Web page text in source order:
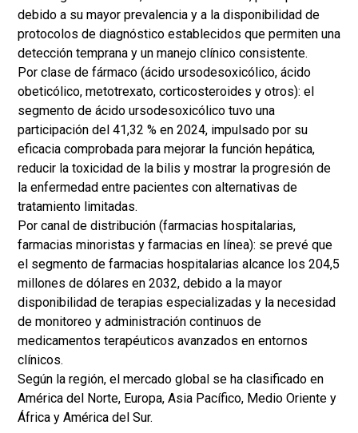
debido a su mayor prevalencia y a la disponibilidad de
protocolos de diagnóstico establecidos que permiten una
detección temprana y un manejo clínico consistente.
Por clase de fármaco (ácido ursodesoxicólico, ácido
obeticólico, metotrexato, corticosteroides y otros): el
segmento de ácido ursodesoxicólico tuvo una
participación del 41,32 % en 2024, impulsado por su
eficacia comprobada para mejorar la función hepática,
reducir la toxicidad de la bilis y mostrar la progresión de
la enfermedad entre pacientes con alternativas de
tratamiento limitadas.
Por canal de distribución (farmacias hospitalarias,
farmacias minoristas y farmacias en línea): se prevé que
el segmento de farmacias hospitalarias alcance los 204,5
millones de dólares en 2032, debido a la mayor
disponibilidad de terapias especializadas y la necesidad
de monitoreo y administración continuos de
medicamentos terapéuticos avanzados en entornos
clínicos.
Según la región, el mercado global se ha clasificado en
América del Norte, Europa, Asia Pacífico, Medio Oriente y
África y América del Sur.